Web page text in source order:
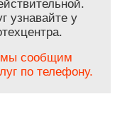
узнавайте у
мы сообщим
по телефону.